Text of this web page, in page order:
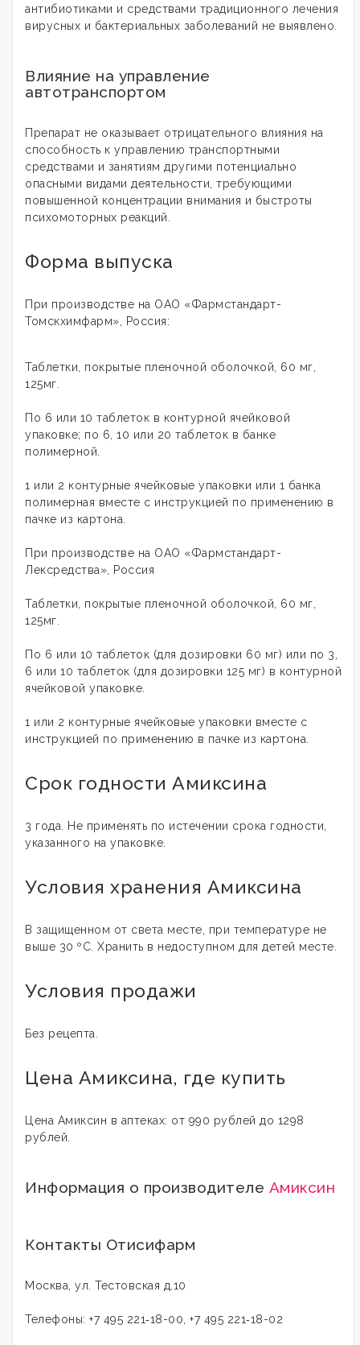
антибиотиками и средствами традиционного лечения
вирусных и бактериальных заболеваний не выявлено.
Влияние на управление
автотранспортом
Препарат не оказывает отрицательного влияния на
способность к управлению транспортными
средствами и занятиям другими потенциально
опасными видами деятельности, требующими
повышенной концентрации внимания и быстроты
психомоторных реакций.
Форма выпуска
При производстве на ОАО «Фармстандарт-
Томскхимфарм», Россия:
Таблетки, покрытые пленочной оболочкой, 60 мг,
125мг.
По 6 или 10 таблеток в контурной ячейковой
упаковке; по 6, 10 или 20 таблеток в банке
полимерной.
1 или 2 контурные ячейковые упаковки или 1 банка
полимерная вместе с инструкцией по применению в
пачке из картона.
При производстве на ОАО «Фармстандарт-
Лексредства», Россия
Таблетки, покрытые пленочной оболочкой, 60 мг,
125мг.
По 6 или 10 таблеток (для дозировки 60 мг) или по 3,
6 или 10 таблеток (для дозировки 125 мг) в контурной
ячейковой упаковке.
1 или 2 контурные ячейковые упаковки вместе с
инструкцией по применению в пачке из картона.
Срок годности Амиксина
3 года. Не применять по истечении срока годности,
указанного на упаковке.
Условия хранения Амиксина
В защищенном от света месте, при температуре не
выше 30 ºС. Хранить в недоступном для детей месте.
Условия продажи
Без рецепта.
Цена Амиксина, где купить
Цена Амиксин в аптеках: от 990 рублей до 1298
рублей.
Информация о производителе Амиксин
Контакты Отисифарм
Москва, ул. Тестовская д.10
Телефоны: +7 495 221‑18-00, +7 495 221‑18-02